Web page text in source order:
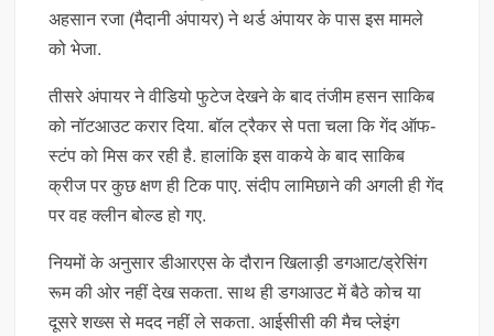
अहसान रजा (मैदानी अंपायर) ने थर्ड अंपायर के पास इस मामले
को भेजा.
तीसरे अंपायर ने वीडियो फुटेज देखने के बाद तंजीम हसन साकिब
को नॉटआउट करार दिया. बॉल ट्रैकर से पता चला कि गेंद ऑफ-
स्टंप को मिस कर रही है. हालांकि इस वाकये के बाद साकिब
क्रीज पर कुछ क्षण ही टिक पाए. संदीप लामिछाने की अगली ही गेंद
पर वह क्लीन बोल्ड हो गए.
नियमों के अनुसार डीआरएस के दौरान खिलाड़ी डगआट/ड्रेसिंग
रूम की ओर नहीं देख सकता. साथ ही डगआउट में बैठे कोच या
दूसरे शख्स से मदद नहीं ले सकता. आईसीसी की मैच प्लेइंग